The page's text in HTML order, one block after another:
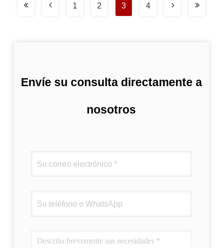
1 2 3 4
Envíe su consulta directamente a
nosotros